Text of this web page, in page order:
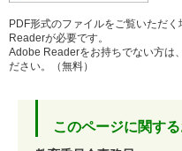
PDF形式のファイルをご覧いただ
Readerが必要です。
Adobe Readerをお持ちでない方は
ださい。（無料）
このページに関す